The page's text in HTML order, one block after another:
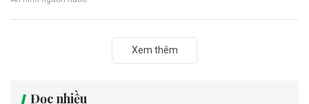
Xem thêm
Đọc nhiều